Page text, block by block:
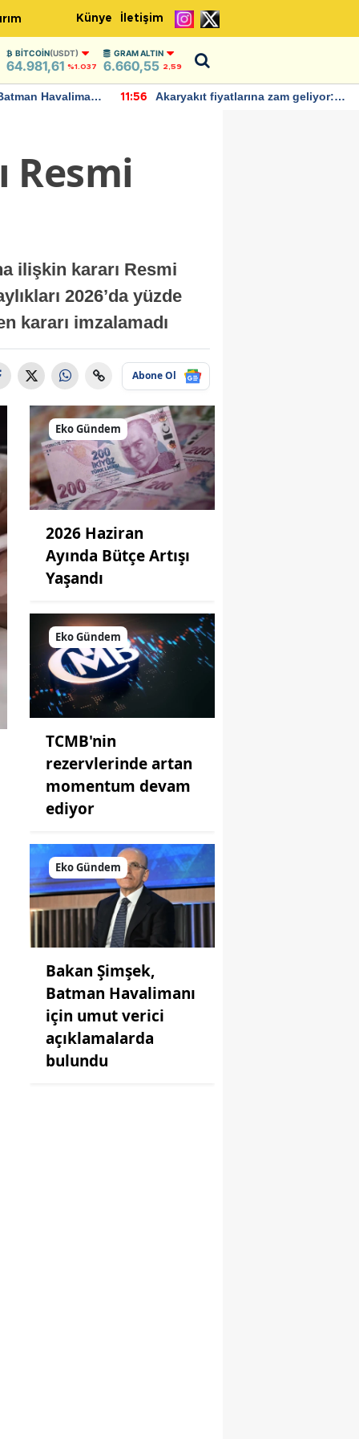
Künye İletişim
BITCOIN(USDT)
64.981,61 %1.037
GRAM ALTIN
6.660,55 2,59
Havalimanı
11:56
Akaryakıt fiyatlarına zam geliyor:
Resmi
ilişkin kararı Resmi
2026’da yüzde
kararı imzalamadı
Abone Ol
Eko Gündem
2026 Haziran
Ayında Bütçe Artışı
Yaşandı
Eko Gündem
TCMB'nin
rezervlerinde artan
momentum devam
ediyor
Eko Gündem
Bakan Şimşek,
Batman Havalimanı
için umut verici
açıklamalarda
bulundu